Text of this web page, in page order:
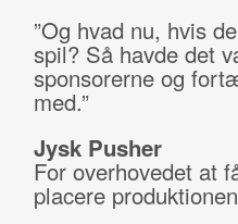
”Og hvad nu, hvis
spil? Så havde det
sponsorerne og
med.”
Jysk Pusher
For overhovedet at
placere